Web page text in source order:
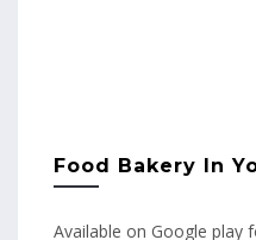
Food Bakery In
Available on Google play